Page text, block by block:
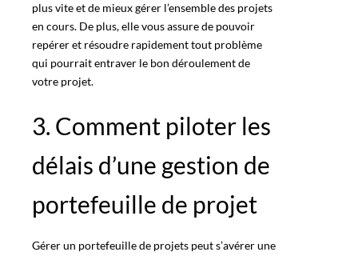
plus vite et de mieux gérer l’ensemble des projets
en cours. De plus, elle vous assure de pouvoir
repérer et résoudre rapidement tout problème
qui pourrait entraver le bon déroulement de
votre projet.
3. Comment piloter les
délais d’une gestion de
portefeuille de projet
Gérer un portefeuille de projets peut s’avérer une